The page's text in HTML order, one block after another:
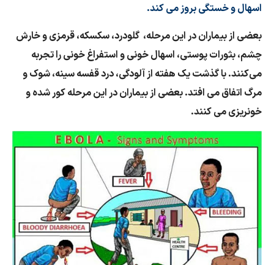
اسهال و خستگی بروز می کند.
بعضی از بیماران در این مرحله، گلودرد، سکسکه، قرمزی و خارش
چشم، بثورات پوستی، اسهال خونی و استفراغ خونی را تجربه
می‌کنند. با گذشت یک هفته از آلودگی، درد قفسه سینه، شوک و
مرگ اتفاق می افتد. بعضی از بیماران در این مرحله کور شده و
خونریزی می کنند.